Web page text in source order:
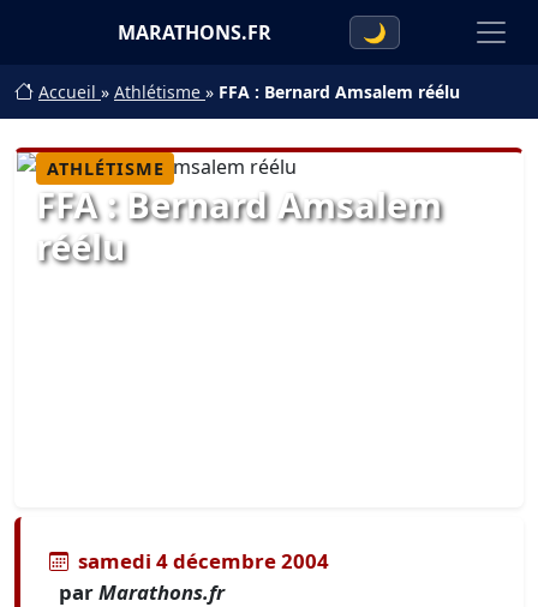
MARATHONS.FR 🌙
Accueil » Athlétisme » FFA : Bernard Amsalem réélu
ATHLÉTISME
FFA : Bernard Amsalem
réélu
samedi 4 décembre 2004
parMarathons.fr